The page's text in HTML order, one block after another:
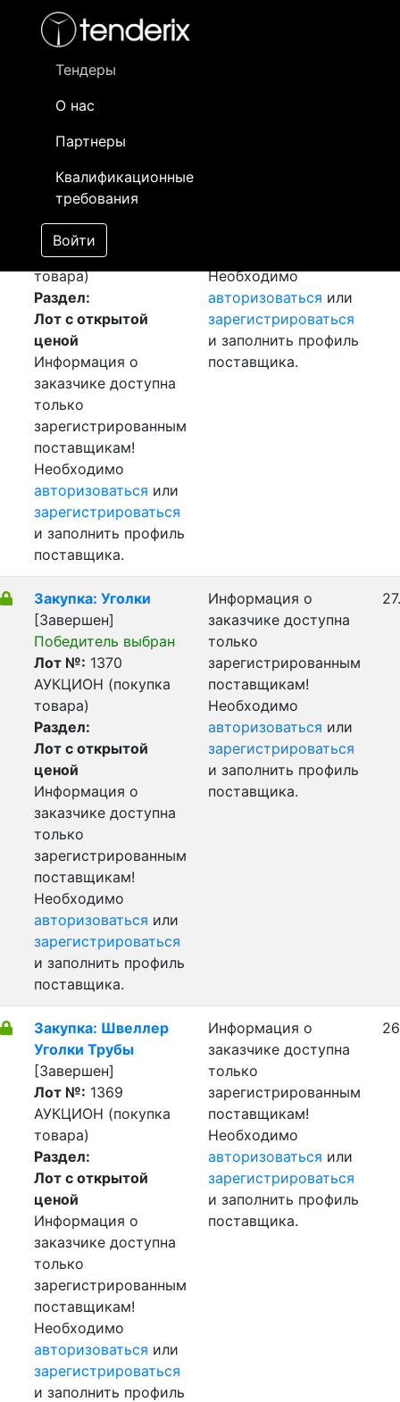
Тендеры
О нас
Партнеры
Квалификационные
требования
Войти
- активный лот
- сохраненный лот (не опубликован)
Закупка: Кабель
[Завершен]
Победитель выбран
Лот №:1371
АУКЦИОН (покупка
товара)
Раздел:
Лот с открытой
ценой
Информация о
заказчике доступна
только
зарегистрированным
поставщикам!
Необходимо
авторизоваться или
зарегистрироваться
и заполнить профиль
поставщика.
Необходимо
авторизоваться или
зарегистрироваться
и заполнить профиль
поставщика.
Закупка: Уголки
[Завершен]
Победитель выбран
Лот №: 1370
АУКЦИОН (покупка
товара)
Раздел:
Лот с открытой
ценой
Информация о
заказчике доступна
только
зарегистрированным
поставщикам!
Необходимо
авторизоваться или
зарегистрироваться
и заполнить профиль
поставщика.
Информация о
заказчике доступна
только
зарегистрированным
поставщикам!
Необходимо
авторизоваться или
зарегистрироваться
и заполнить профиль
поставщика.
Закупка: Швеллер
Уголки Трубы
[Завершен]
Лот №: 1369
АУКЦИОН (покупка
товара)
Раздел:
Лот с открытой
ценой
Информация о
заказчике доступна
только
зарегистрированным
поставщикам!
Необходимо
авторизоваться или
зарегистрироваться
и заполнить профиль
Информация о
заказчике доступна
только
зарегистрированным
поставщикам!
Необходимо
авторизоваться или
зарегистрироваться
и заполнить профиль
поставщика.